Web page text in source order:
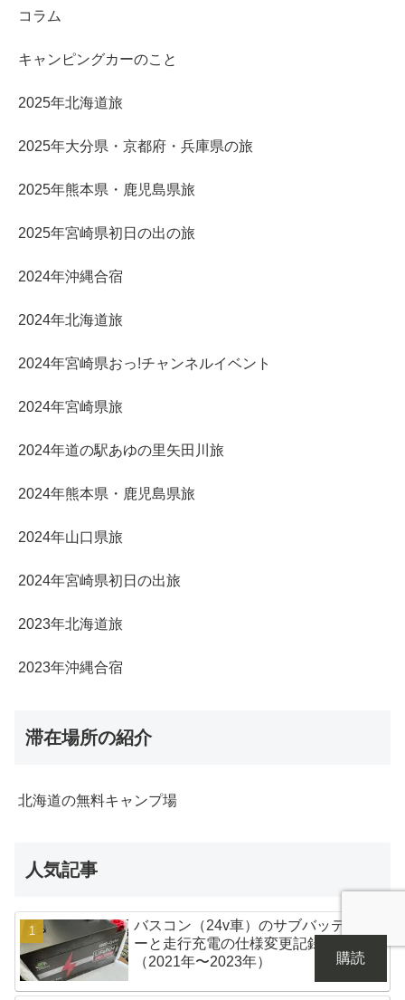
コラム
キャンピングカーのこと
2025年北海道旅
2025年大分県・京都府・兵庫県の旅
2025年熊本県・鹿児島県旅
2025年宮崎県初日の出の旅
2024年沖縄合宿
2024年北海道旅
2024年宮崎県おっ!チャンネルイベント
2024年宮崎県旅
2024年道の駅あゆの里矢田川旅
2024年熊本県・鹿児島県旅
2024年山口県旅
2024年宮崎県初日の出旅
2023年北海道旅
2023年沖縄合宿
滞在場所の紹介
北海道の無料キャンプ場
人気記事
バスコン（24v車）のサブバッテリ
ーと走行充電の仕様変更記録
（2021年〜2023年）
購読